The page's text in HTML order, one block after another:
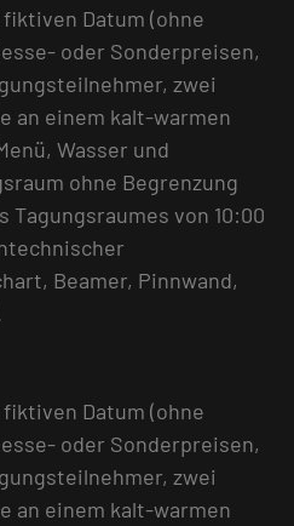
Datum (ohne
oder Sonderpreisen,
zwei
an einem kalt-warmen
Wasser und
ohne Begrenzung
von 10:00
Beamer, Pinnwand,
Datum (ohne
oder Sonderpreisen,
zwei
an einem kalt-warmen